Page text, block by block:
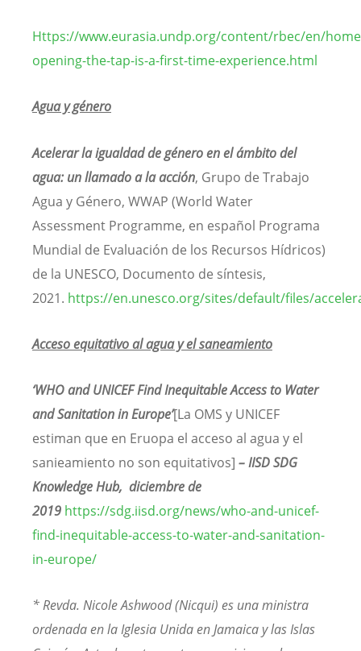
Https://www.eurasia.undp.org/content/rbec/en/
opening-the-tap-is-a-first-time-experience.html
Agua y género
Acelerar la igualdad de género en el ámbito del
agua: un llamado a la acción, Grupo de Trabajo
Agua y Género, WWAP (World Water
Assessment Programme, en español Programa
Mundial de Evaluación de los Recursos Hídricos)
de la UNESCO, Documento de síntesis,
2021. https://en.unesco.org/sites/default/files/
Acceso equitativo al agua y el saneamiento
‘WHO and UNICEF Find Inequitable Access to Water
and Sanitation in Europe’[La OMS y UNICEF
estiman que en Eruopa el acceso al agua y el
sanieamiento no son equitativos] – IISD SDG
Knowledge Hub, diciembre de
2019 https://sdg.iisd.org/news/who-and-unicef-
find-inequitable-access-to-water-and-sanitation-
in-europe/
* Revda. Nicole Ashwood (Nicqui) es una ministra
ordenada en la Iglesia Unida en Jamaica y las Islas